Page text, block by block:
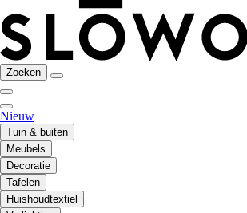
Zoeken
Nieuw
Tuin & buiten
Meubels
Decoratie
Tafelen
Huishoudtextiel